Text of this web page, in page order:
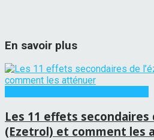
En savoir plus
Les 11 effets secondaires
(Ezetrol) et comment les